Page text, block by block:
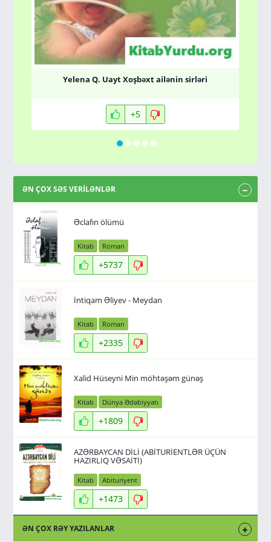
Yelena Q. Uayt Xoşbəxt ailənin sirləri
+5
ƏN ÇOX SƏS VERİLƏNLƏR
Əclafın ölümü
Kitab Roman
+5737
İntiqam Əliyev - Meydan
Kitab Roman
+2335
Xalid Hüseyni Min möhtəşəm günəş
Kitab Dünya Ədəbiyyatı
+1809
AZƏRBAYCAN DİLİ (ABİTURİENTLƏR ÜÇÜN
HAZIRLIQ VƏSAİTİ)
Kitab Abituriyent
+1473
ƏN ÇOX RƏY YAZILANLAR